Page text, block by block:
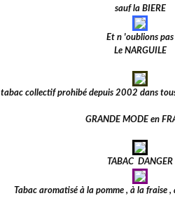
sauf la BIERE
Et n 'oublions pas
Le NARGUILE
tabac collectif prohibé depuis 2002 dans
GRANDE MODE en
TABAC DANGER
Tabac aromatisé à la pomme , à la fraise